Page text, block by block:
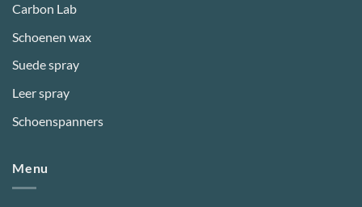
Carbon Lab
Schoenen wax
Suede spray
Leer spray
Schoenspanners
Menu